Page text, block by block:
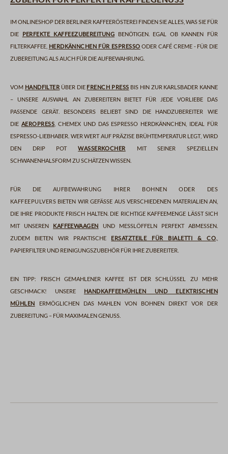
Im Onlineshop der Berliner Kaffeerösterei finden Sie alles, was Sie für
die perfekte Kaffeezubereitung benötigen. Egal ob Kannen für
Filterkaffee, Herdkännchen für Espressooder Café Creme - für die
Zubereitung als auch für die Aufbewahrung.
Vom Handfilter über dieFrench Press bis hin zur Karlsbader Kanne
– unsere Auswahl an Zubereitern bietet für jede Vorliebe das
passende Gerät. Besonders beliebt sind die Handzubereiter wie
die AeroPress , Chemex und das Espresso Herdkännchen, ideal für
Espresso-Liebhaber. Wer Wert auf präzise Brühtemperatur legt, wird
den Drip PotWasserkocher mit seiner speziellen
Schwanenhalsform zu schätzen wissen.
Für die Aufbewahrung Ihrer Bohnen oder des
Kaffeepulversbieten wir Gefäße aus verschiedenen Materialien an,
die Ihre Produkte frisch halten. Die richtige Kaffeemenge lässt sich
mit unseren Kaffeewaagen und Messlöffeln perfekt abmessen.
Zudem bieten wir praktische Ersatzteile für Bialetti & Co
Papierfilter und Reinigungszubehör für Ihre Zubereiter.
Ein Tipp: Frisch gemahlener Kaffee ist der Schlüssel zu mehr
Geschmack! Unsere Handkaffeemühlen und elektrischen
Mühlen ermöglichen das Mahlen von Bohnen direkt vor der
Zubereitung – für maximalen Genuss.